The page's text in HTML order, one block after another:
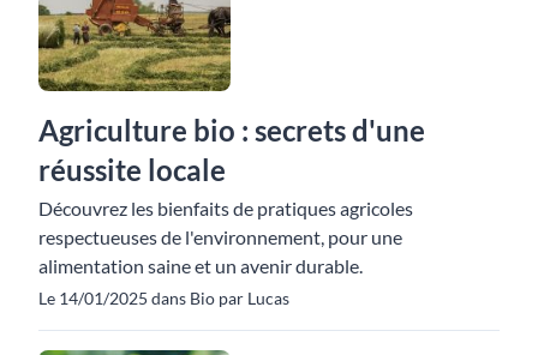
Agriculture bio : secrets d'une
réussite locale
Découvrez les bienfaits de pratiques agricoles
respectueuses de l'environnement, pour une
alimentation saine et un avenir durable.
Le 14/01/2025 dans Bio par Lucas